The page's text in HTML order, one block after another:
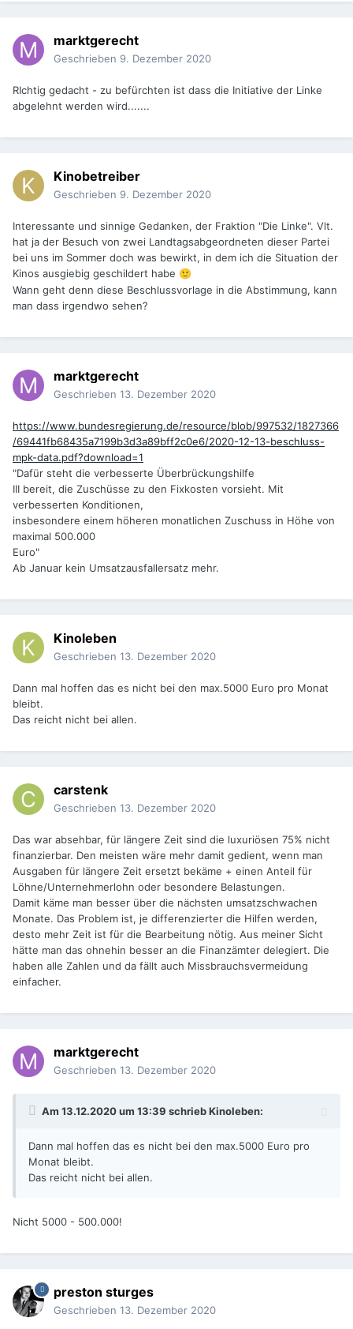
marktgerecht
Geschrieben 9. Dezember 2020
RIchtig gedacht - zu befürchten ist dass die Initiative der Linke
abgelehnt werden wird.......
Kinobetreiber
Geschrieben 9. Dezember 2020
Interessante und sinnige Gedanken, der Fraktion "Die Linke". Vlt.
hat ja der Besuch von zwei Landtagsabgeordneten dieser Partei
bei uns im Sommer doch was bewirkt, in dem ich die Situation der
Kinos ausgiebig geschildert habe 🙂
Wann geht denn diese Beschlussvorlage in die Abstimmung, kann
man dass irgendwo sehen?
marktgerecht
Geschrieben 13. Dezember 2020
https://www.bundesregierung.de/resource/blob/997532/1827366
/69441fb68435a7199b3d3a89bff2c0e6/2020-12-13-beschluss-
mpk-data.pdf?download=1
"Dafür steht die verbesserte Überbrückungshilfe
III bereit, die Zuschüsse zu den Fixkosten vorsieht. Mit
verbesserten Konditionen,
insbesondere einem höheren monatlichen Zuschuss in Höhe von
maximal 500.000
Euro"
Ab Januar kein Umsatzausfallersatz mehr.
Kinoleben
Geschrieben 13. Dezember 2020
Dann mal hoffen das es nicht bei den max.5000 Euro pro Monat
bleibt.
Das reicht nicht bei allen.
carstenk
Geschrieben 13. Dezember 2020
Das war absehbar, für längere Zeit sind die luxuriösen 75% nicht
finanzierbar. Den meisten wäre mehr damit gedient, wenn man
Ausgaben für längere Zeit ersetzt bekäme + einen Anteil für
Löhne/Unternehmerlohn oder besondere Belastungen.
Damit käme man besser über die nächsten umsatzschwachen
Monate. Das Problem ist, je differenzierter die Hilfen werden,
desto mehr Zeit ist für die Bearbeitung nötig. Aus meiner Sicht
hätte man das ohnehin besser an die Finanzämter delegiert. Die
haben alle Zahlen und da fällt auch Missbrauchsvermeidung
einfacher.
marktgerecht
Geschrieben 13. Dezember 2020
Am 13.12.2020 um 13:39 schriebKinoleben:
Dann mal hoffen das es nicht bei den max.5000 Euro pro
Monat bleibt.
Das reicht nicht bei allen.
Nicht 5000 - 500.000!
preston sturges
Geschrieben 13. Dezember 2020